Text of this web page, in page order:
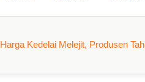
Harga Kedelai Melejit, Produsen